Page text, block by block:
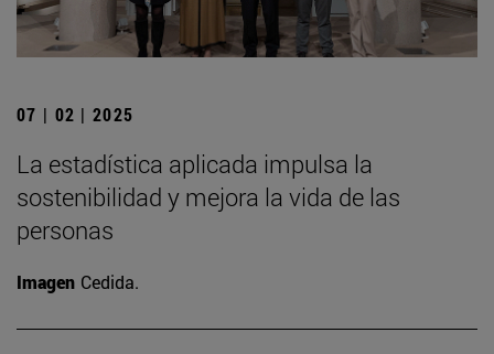
07 | 02 | 2025
La estadística aplicada impulsa la
sostenibilidad y mejora la vida de las
personas
Imagen Cedida.